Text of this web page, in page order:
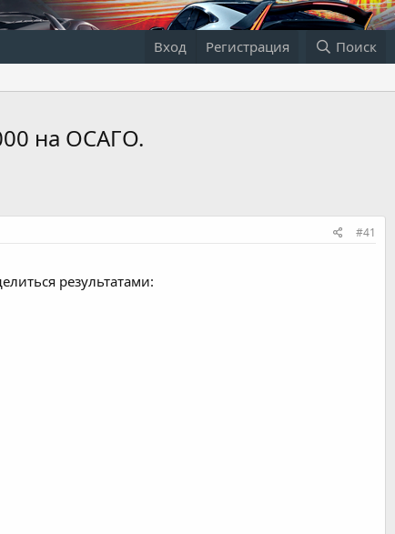
Вход Регистрация Поиск
на ОСАГО.
#41
результатами: